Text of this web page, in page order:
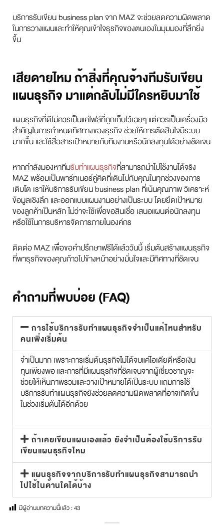
บริการรับเขียน business plan จาก MAZ จะช่วยลดความผิดพลาด
ในการวางแผนและทำให้คุณเข้าใจธุรกิจของตนเองในมุมมองที่ลึกยิ่ง
ขึ้น
เสียดายไหม ถ้าสิ่งที่คุณจ้างทีมรับเขียน
แผนธุรกิจ มาแต่กลับไม่มีใครหยิบมาใช้
แผนธุรกิจที่ดีไม่ควรเป็นแค่ไฟล์ที่ถูกเก็บไว้เฉยๆ แต่ควรเป็นเครื่องมือ
สำคัญในการกำหนดทิศทางของธุรกิจ ช่วยให้การตัดสินใจมีระบบ
มากขึ้น และใช้สื่อสารเป้าหมายกับทีมงานหรือนักลงทุนได้อย่างชัดเจน
หากกำลังมองหาทีมรับทำแผนธุรกิจที่สามารถนำไปใช้งานได้จริง
MAZ พร้อมเป็นพาร์ทเนอร์คู่คิดที่เดินไปกับคุณในทุกช่วงของการ
เติบโต เราให้บริการรับเขียน business plan ที่เน้นคุณภาพ วิเคราะห์
ข้อมูลเชิงลึก และออกแบบแผนงานอย่างเป็นระบบ โดยยึดเป้าหมาย
ของลูกค้าเป็นหลัก ไม่ว่าจะใช้เพื่อขอสินเชื่อ เสนอแผนต่อนักลงทุน
หรือใช้ในการบริหารจัดการภายในองค์กร
ติดต่อ MAZ เพื่อขอคำปรึกษาฟรีได้แล้ววันนี้ เริ่มต้นสร้างแผนธุรกิจ
ที่พาธุรกิจของคุณก้าวไปข้างหน้าอย่างมั่นใจและมีทิศทางที่ชัดเจน
คำถามที่พบบ่อย (FAQ)
การใช้บริการรับทำแผนธุรกิจจำเป็นแค่ไหนสำหรับ
คนเพิ่งเริ่มต้น
จำเป็นมาก เพราะการเริ่มต้นธุรกิจไม่ได้จบแค่ไอเดียดีหรือเงิน
ทุนเพียงพอ และการที่มีแผนธุรกิจที่ชัดเจนจากผู้เชี่ยวชาญจะ
ช่วยให้เห็นภาพรวมและวางเป้าหมายได้เป็นระบบ แถมการใช้
บริการรับทำแผนธุรกิจยังช่วยลดความผิดพลาดที่อาจเกิดขึ้น
ในช่วงเริ่มต้นได้อีกด้วย
ถ้าเคยเขียนแผนเองแล้ว ยังจำเป็นต้องใช้บริการรับ
เขียนแผนธุรกิจไหม
แผนธุรกิจจากบริการรับทำแผนธุรกิจสามารถนำ
ไปใช้ในด้านใดได้บ้าง
มีผู้อ่านบทความนี้เเล้ว :43